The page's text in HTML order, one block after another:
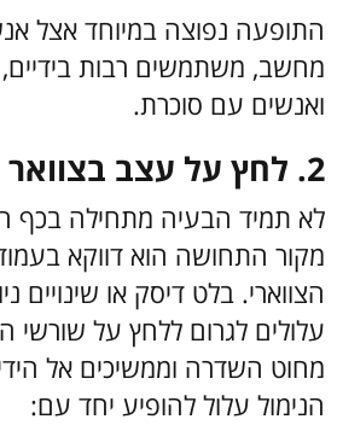
התופעה נפוצה במיוחד אצל
מחשב, משתמשים רבות בידיים,
ואנשים עם סוכרת.
2. לחץ על עצב בצוואר
לא תמיד הבעיה מתחילה בכף
מקור התחושה הוא דווקא
הצווארי. בלט דיסק או שינויים
עלולים לגרום ללחץ על שורשי
מחוט השדרה וממשיכים אל
הנימול עלול להופיע יחד עם: